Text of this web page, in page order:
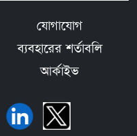
যোগাযোগ
ব্যবহারের শর্তাবলি
আর্কাইভ